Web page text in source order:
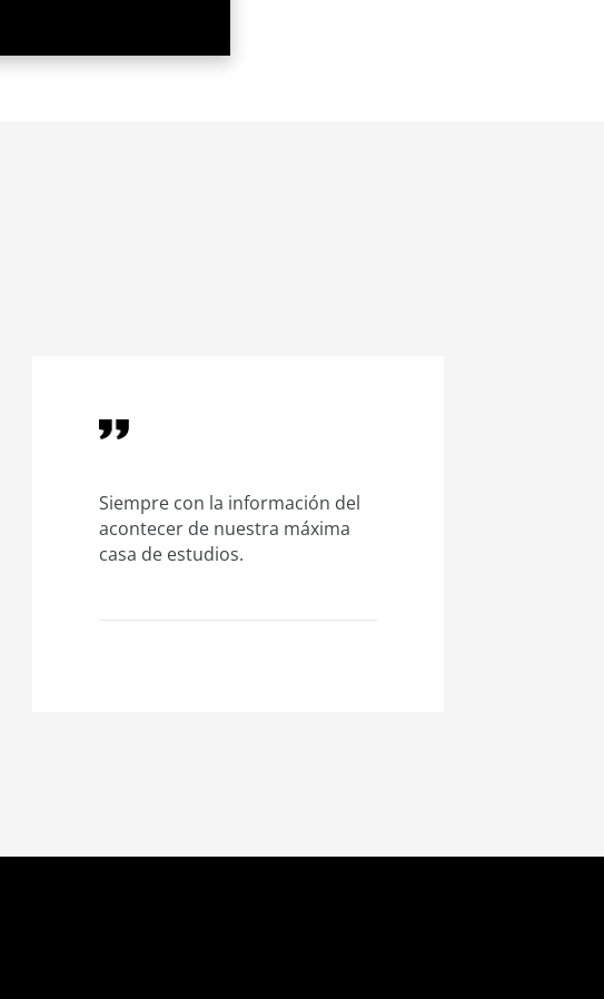
Siempre con la información del
acontecer de nuestra máxima
casa de estudios.